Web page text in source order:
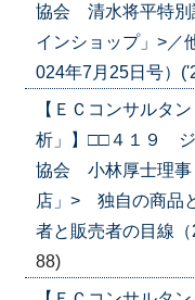
協会 清水将平特
インショップ」>／
024年7月25日号）
【ＥＣコンサルタ
析」】□□４１９ ジ
協会 小林厚士理事
店」> 独自の商品
者と販売者の目線
88)